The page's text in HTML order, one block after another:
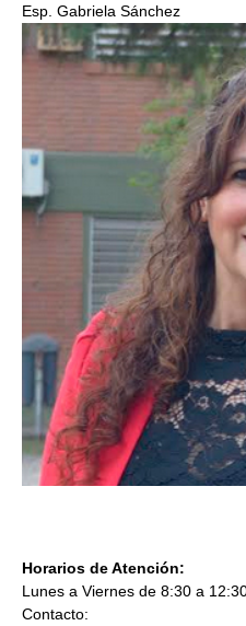
Esp. Gabriela Sánchez
Horarios de Atención:
Lunes a Viernes de 8:30 a
Contacto: